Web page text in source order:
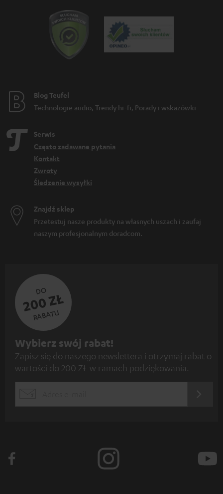
Blog Teufel
Technologie audio, Trendy hi-fi, Porady i wskazówki
Serwis
Często zadawane pytania
Kontakt
Zwroty
Śledzenie wysyłki
Znajdź sklep
Przetestuj nasze produkty na własnych uszach i zaufaj
naszym profesjonalnym doradcom.
DO
200 ZŁ
RABATU
Z
a
p
ę
Wybierz swój rabat!
Zapisz się do naszego newslettera i otrzymaj rabat o
wartości do 200 ZŁ w ramach podziękowania.